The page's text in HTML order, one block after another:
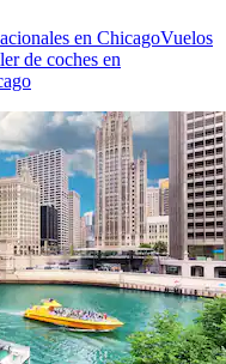
en ChicagoVuelos
de coches en